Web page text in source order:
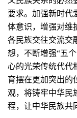
要求。加强新时代
体意识，增强对维
各民族交往交流交
想，不断增强“五
心的光荣传统代代
育摆在更加突出的
观，将铸牢中华民
程，让中华民族共